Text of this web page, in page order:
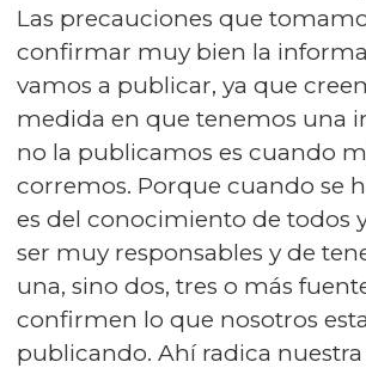
Las precauciones que
confirmar muy bien la
vamos a publicar, ya que
medida en que tenemos una
no la publicamos es cuando
corremos. Porque cuando se
es del conocimiento de todos
ser muy responsables y de
una, sino dos, tres o más
confirmen lo que nosotros
publicando. Ahí radica